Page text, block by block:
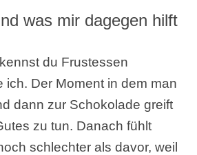
was mir dagegen hilft
du Frustessen
ich. Der Moment in dem man
dann zur Schokolade greift
zu tun. Danach fühlt
schlechter als davor, weil